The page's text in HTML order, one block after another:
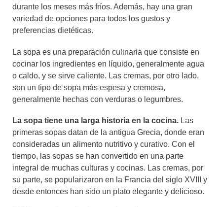
durante los meses más fríos. Además, hay una gran
variedad de opciones para todos los gustos y
preferencias dietéticas.
La sopa es una preparación culinaria que consiste en
cocinar los ingredientes en líquido, generalmente agua
o caldo, y se sirve caliente. Las cremas, por otro lado,
son un tipo de sopa más espesa y cremosa,
generalmente hechas con verduras o legumbres.
La sopa tiene una larga historia en la cocina. Las
primeras sopas datan de la antigua Grecia, donde eran
consideradas un alimento nutritivo y curativo. Con el
tiempo, las sopas se han convertido en una parte
integral de muchas culturas y cocinas. Las cremas, por
su parte, se popularizaron en la Francia del siglo XVIII y
desde entonces han sido un plato elegante y delicioso.